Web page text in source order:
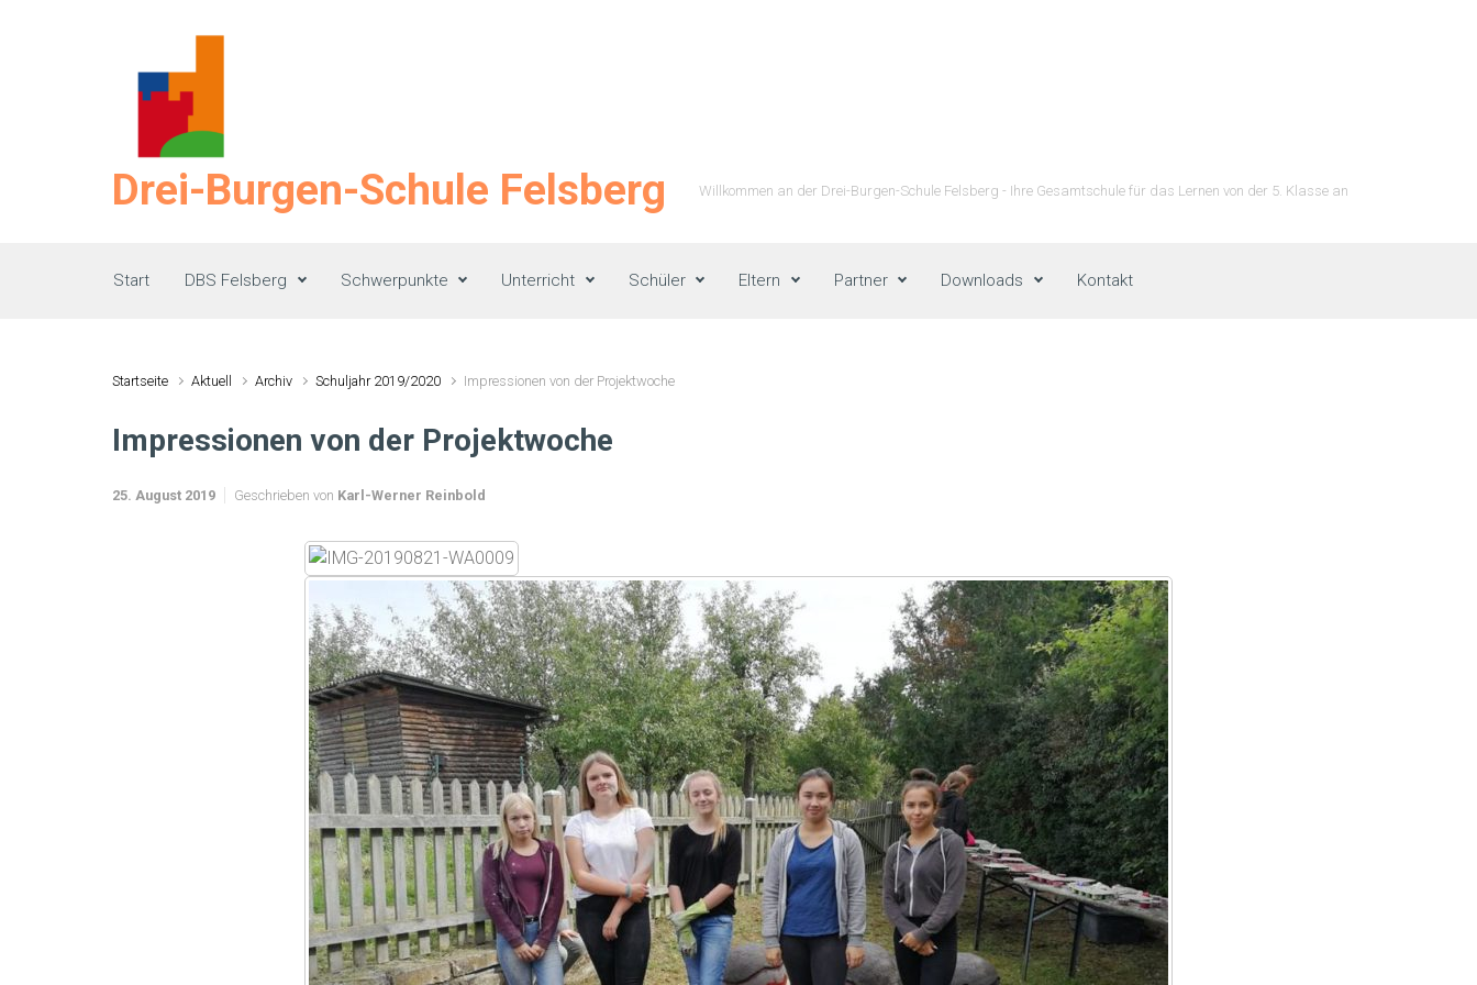
Drei-Burgen-Schule Felsberg Willkommen an der Drei-Burgen-Schule Felsberg - Ihre Gesamtschule für das Lernen von der 5. Klasse an
Start DBS Felsberg Schwerpunkte Unterricht Schüler Eltern Partner Downloads Kontakt
Startseite Aktuell Archiv Schuljahr 2019/2020 Impressionen von der Projektwoche
Impressionen von der Projektwoche
25. August 2019 Geschrieben von Karl-Werner Reinbold